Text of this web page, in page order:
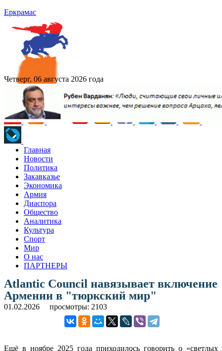
Еркрамас
Четверг, 06 августа 2026 года
Главная
Новости
Политика
Закавказье
Экономика
Армия
Диаспора
Общество
Аналитика
Культура
Спорт
Мир
О нас
ПАРТНЕРЫ
Atlantic Council навязывает включение
Армении в "тюркский мир"
01.02.2026 просмотры: 2103
Ещё в ноябре 2025 года приходилось говорить о «светлых